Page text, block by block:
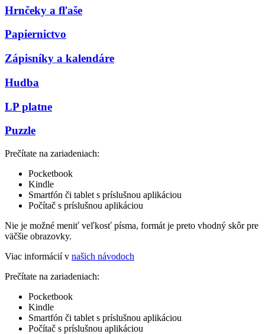
Hrnčeky a fľaše
Papiernictvo
Zápisníky a kalendáre
Hudba
LP platne
Puzzle
Prečítate na zariadeniach:
Pocketbook
Kindle
Smartfón či tablet s príslušnou aplikáciou
Počítač s príslušnou aplikáciou
Nie je možné meniť veľkosť písma, formát je preto vhodný skôr pre
väčšie obrazovky.
Viac informácií v našich návodoch
Prečítate na zariadeniach:
Pocketbook
Kindle
Smartfón či tablet s príslušnou aplikáciou
Počítač s príslušnou aplikáciou